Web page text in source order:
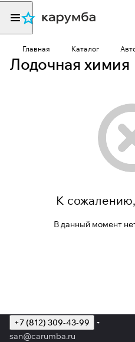
Главная Каталог
Лодочная химия
К
В данный момент
+7 (812) 309-43-99
san@carumba.ru